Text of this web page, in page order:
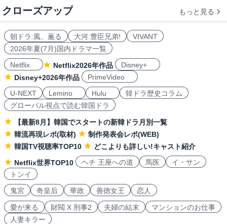
クローズアップ もっと見る
朝ドラ:風、薫る 大河:豊臣兄弟!
VIVANT
2026年夏(7月)国内ドラマ一覧
Netflix
Netflix2026年作品
Disney+
Disney+2026年作品
PrimeVideo
U-NEXT
Lemino Hulu
韓ドラ歴史コラム
グローバル視点で読む韓国ドラ
【最新8月】韓国でスタートの新韓ドラ月別一覧
韓流再現レポ(取材)
制作発表会レポ(WEB)
韓国TV視聴率TOP10
どこよりも詳しい!キャスト紹介
Netflix世界TOP10
ヘチ 王座への道 馬医
イ・サン
トンイ
鬼宮
奇皇后 華政 善徳女王 恋人
愛が来る 財閥 X 刑事2 夫婦の結末
マンションのお仕事
人妻キラー